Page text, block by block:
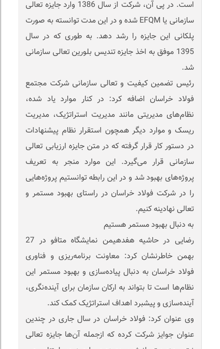
است. در پی آن، شرکت از سال 1386 وارد جایزه تعالی
سازمانی یا EFQM شده و در این مدت توانسته به صورت
پلکانی این جایزه را رشد دهد. به طوری که در سال
1395 موفق به اخذ جایزه تندیس بلورین تعالی سازمانی
شد.
رئیس تضمین کیفیت و تعالی سازمانی شرکت مجتمع
فولاد خراسان اضافه کرد: در کنار موارد یاد شده،
نظام‌های مدیریتی مانند مدیریت استراتژیک، مدیریت
ریسک و موارد دیگر همچون استقرار نظام پیشنهادات
در دستور کار قرار گرفته که در متن جایزه ارزیابی تعالی
سازمانی قرار می‌گیرد. این موارد منجر به تعریف
پروژه‌های بهبود شد و در این رابطه توانستیم پروژه‌هایی
را در شرکت فولاد خراسان در راستای بهبود مستمر و
تعالی نهادینه کنیم.
به دنبال بهبود مستمر هستیم
رضایی در حاشیه هفدهیمن نمایشگاه متافو در 27
بهمن خاطرنشان کرد: معاونت برنامه‌ریزی و فناوری
فولاد خراسان به دنبال پیاده‌سازی و بهبود مستمر این
نظام‌ها است تا بتواند به ارکان سازمان برای آینده‌نگری،
آینده‌سازی و پیشبرد اهداف استراتژیک کمک کند.
وی عنوان کرد: فولاد خراسان در سال جاری در چندین
عنوان جوایز شرکت کرده که ازجمله آن‌ها جایزه تعالی